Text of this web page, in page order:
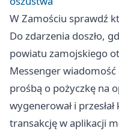
W Zamościu sprawdź
Do zdarzenia doszło,
powiatu zamojskiego
Messenger
prośbą o pożyczkę na
wygenerował i
transakcję w aplikacji